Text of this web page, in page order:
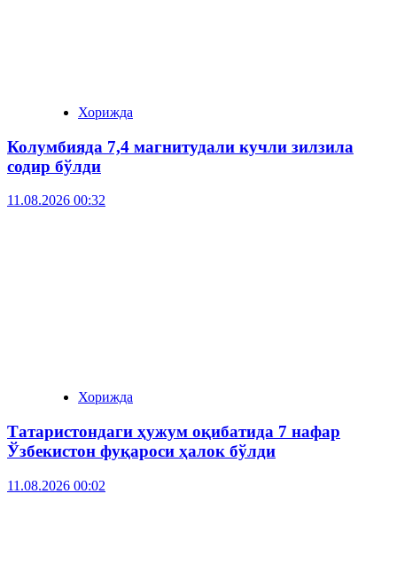
Хорижда
Колумбияда 7,4 магнитудали кучли зилзила
содир бўлди
11.08.2026 00:32
Хорижда
Татаристондаги ҳужум оқибатида 7 нафар
Ўзбекистон фуқароси ҳалок бўлди
11.08.2026 00:02